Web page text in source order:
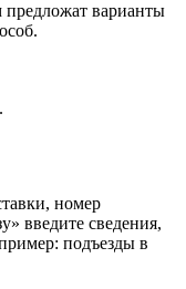
предложат варианты
номер
введите сведения,
подъезды в